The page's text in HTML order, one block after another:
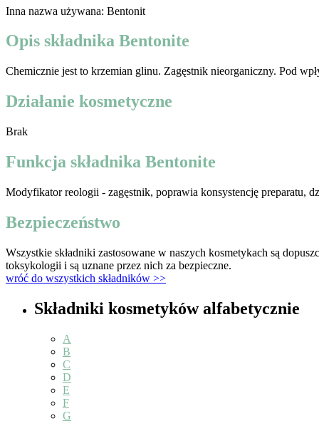
Inna nazwa używana: Bentonit
Opis składnika Bentonite
Chemicznie jest to krzemian glinu. Zagęstnik nieorganiczny. Pod
Działanie kosmetyczne
Brak
Funkcja składnika Bentonite
Modyfikator reologii - zagęstnik, poprawia konsystencję preparatu,
Bezpieczeństwo
Wszystkie składniki zastosowane w naszych kosmetykach są
toksykologii i są uznane przez nich za bezpieczne.
wróć do wszystkich składników >>
Składniki kosmetyków alfabetycznie
A
B
C
D
E
F
G